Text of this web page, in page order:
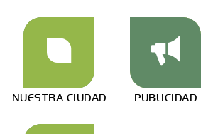
NUESTRA CIUDAD PUBLICIDAD